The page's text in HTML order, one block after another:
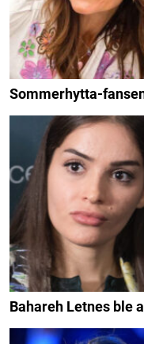
Sommerhytta-
Bahareh Letnes ble